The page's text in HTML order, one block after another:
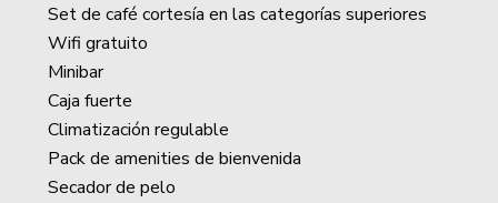
Set de café cortesía en las categorías superiores
Wifi gratuito
Minibar
Caja fuerte
Climatización regulable
Pack de amenities de bienvenida
Secador de pelo